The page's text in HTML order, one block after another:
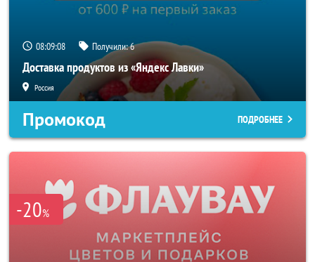
08:09:06 Получили:6
Доставка продуктов из «Яндекс Лавки»
Россия
Промокод ПОДРОБНЕЕ
-20%